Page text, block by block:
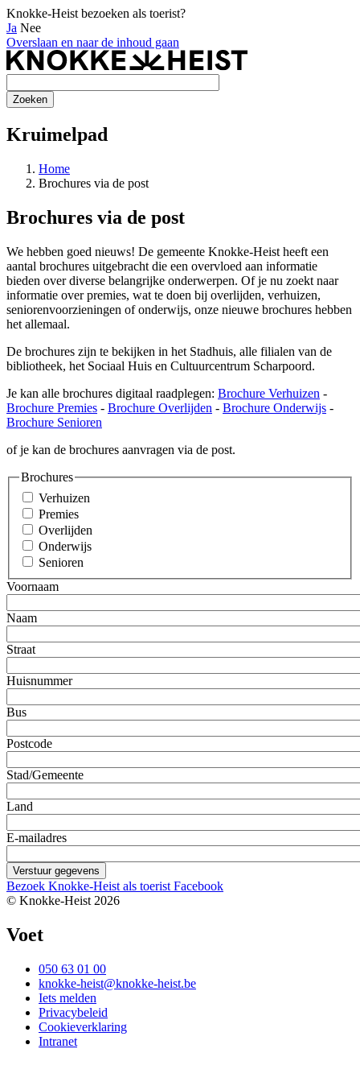
Knokke-Heist bezoeken als toerist?
Ja Nee
Overslaan en naar de inhoud gaan
Kruimelpad
Home
Brochures via de post
Brochures via de post
We hebben goed nieuws! De gemeente Knokke-Heist heeft een
aantal brochures uitgebracht die een overvloed aan informatie
bieden over diverse belangrijke onderwerpen. Of je nu zoekt naar
informatie over premies, wat te doen bij overlijden, verhuizen,
seniorenvoorzieningen of onderwijs, onze nieuwe brochures hebben
het allemaal.
De brochures zijn te bekijken in het Stadhuis, alle filialen van de
bibliotheek, het Sociaal Huis en Cultuurcentrum Scharpoord.
Je kan alle brochures digitaal raadplegen: Brochure Verhuizen -
Brochure Premies - Brochure Overlijden - Brochure Onderwijs -
Brochure Senioren
of je kan de brochures aanvragen via de post.
Brochures
Verhuizen
Premies
Overlijden
Onderwijs
Senioren
Voornaam
Naam
Straat
Huisnummer
Bus
Postcode
Stad/Gemeente
Land
E-mailadres
Bezoek Knokke-Heist als toerist Facebook
© Knokke-Heist 2026
Voet
050 63 01 00
knokke-heist@knokke-heist.be
Iets melden
Privacybeleid
Cookieverklaring
Intranet